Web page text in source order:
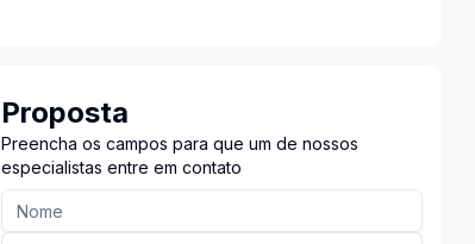
Proposta
Preencha os campos para que um de nossos
especialistas entre em contato